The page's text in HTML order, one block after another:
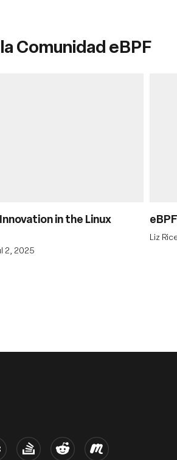
Comunidad eBPF
in the Linux
2, 2025
Liz
Stack Overflow
Reddit Meetup